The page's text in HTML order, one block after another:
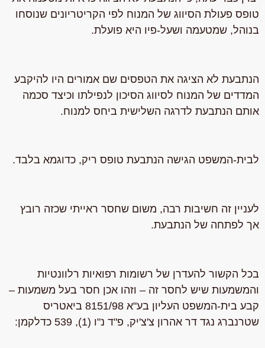
טופס פעולת הסיווג של המנוח לפי הקריטריונים שנוסחו
בנוהל, שמטעמה ושעל-פיו היא פועלת.
הנתבעת לא הציגה את הטפסים שם אמורים היו להיקבע
המדדים של המנוח לסיווג הסיכון לנפילתו וכיצד סכמה
אותם הנתבעת לדרגה השלישית ביחס למנוח.
לבית-המשפט הגישה הנתבעת טופס ריק, כדוגמא בלבד.
לעניין זה חשיבות רבה, משום שחסר ראייתי שכזה רובץ
אך לפתחה של הנתבעת.
בכל הקשור להעדרן של רשומות רפואיות רלוונטיות
והמשמעות שיש לחסר זה – וזהו אכן חסר בעל משמעות –
קבע בית-המשפט העליון בע"א 8151/98
ביאטריס
שטרנברג נגד דר אהרון צ'צ'יק, פ"ד נ"ו (1), 539 כדלקמן: